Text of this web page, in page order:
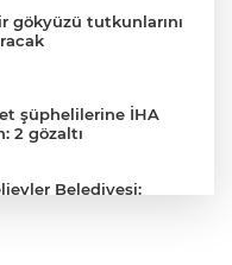
gökyüzü tutkunlarını
şüphelilerine İHA
2 gözaltı
Belediyesi: